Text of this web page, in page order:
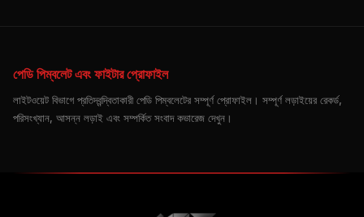
পেডি পিম্বলেট এবং ফাইটার প্রোফাইল
লাইটওয়েট বিভাগে প্রতিদ্বন্দ্বিতাকারী পেডি পিম্বলেটের সম্পূর্ণ প্রোফাইল। সম্পূর্ণ লড়াইয়ের রেকর্ড,
পরিসংখ্যান, আসন্ন লড়াই এবং সম্পর্কিত সংবাদ কভারেজ দেখুন।